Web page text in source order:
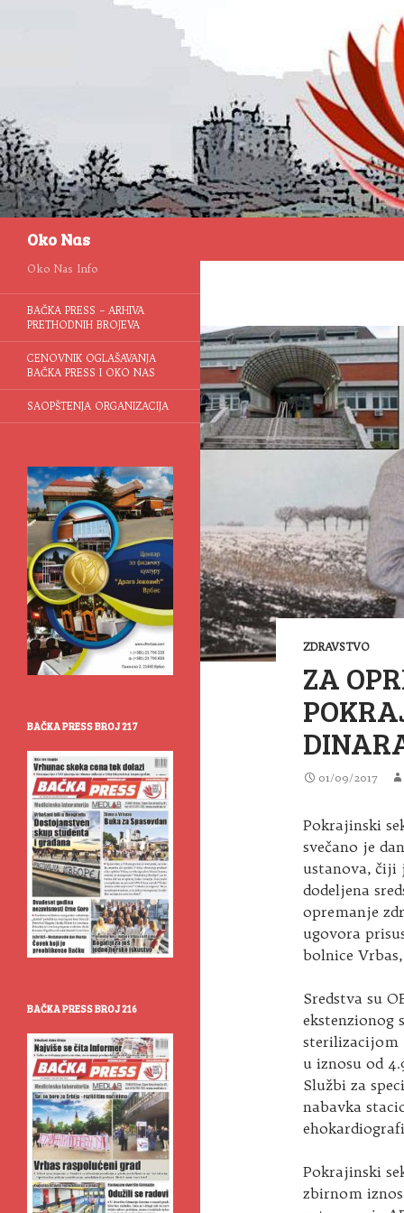
Oko Nas
ZDRAVSTVO
ZA
01/09/2017
Pokrajinski
svečano je
ustanova, čiji
dodeljena
opremanje
ugovora
bolnice
Sredstva su
ekstenzionog
sterilizacijom
u iznosu od
Službi za
nabavka
Pokrajinski
zbirnom
Oko Nas Info
BAČKA PRESS – ARHIVA
PRETHODNIH BROJEVA
CENOVNIK OGLAŠAVANJA
BAČKA PRESS I OKO NAS
SAOPŠTENJA ORGANIZACIJA
BAČKA PRESS BROJ 217
BAČKA PRESS BROJ 216